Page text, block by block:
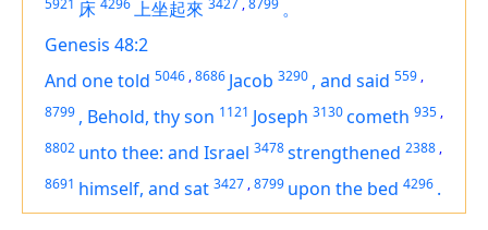
5921 床 4296上坐起來 3427 ,8799 。
Genesis 48:2
And onetold 5046 ,8686 Jacob 3290 , and said 559 ,
8799 , Behold, thy son 1121 Joseph 3130cometh 935 ,
8802 unto thee: and Israel 3478strengthened 2388 ,
8691 himself, and sat 3427 ,8799 upon the bed 4296 .